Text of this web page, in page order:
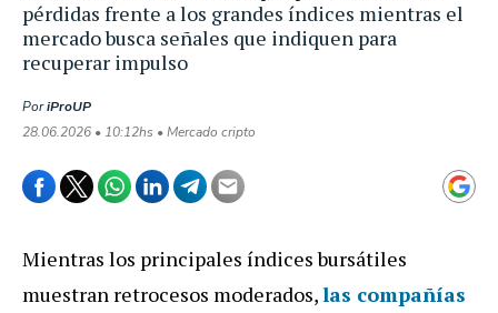
pérdidas frente a los grandes índices mientras el
mercado busca señales que indiquen para
recuperar impulso
PoriProUP
28.06.2026 • 10:12hs • Mercado cripto
Mientras los principales índices bursátiles
muestran retrocesos moderados,las compañías